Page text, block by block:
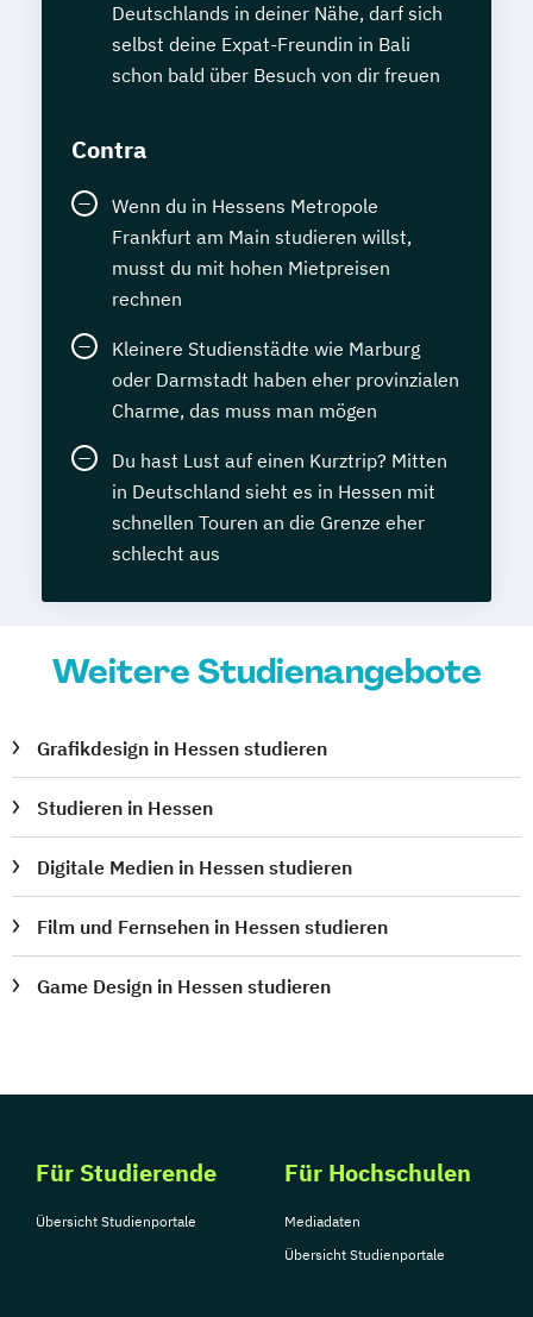
Deutschlands in deiner Nähe, darf sich
selbst deine Expat-Freundin in Bali
schon bald über Besuch von dir freuen
Contra
Wenn du in Hessens Metropole
Frankfurt am Main studieren willst,
musst du mit hohen Mietpreisen
rechnen
Kleinere Studienstädte wie Marburg
oder Darmstadt haben eher provinzialen
Charme, das muss man mögen
Du hast Lust auf einen Kurztrip? Mitten
in Deutschland sieht es in Hessen mit
schnellen Touren an die Grenze eher
schlecht aus
Weitere Studienangebote
Grafikdesign in Hessen studieren
Studieren in Hessen
Digitale Medien in Hessen studieren
Film und Fernsehen in Hessen studieren
Game Design in Hessen studieren
Für Studierende
Übersicht Studienportale
Für Hochschulen
Mediadaten
Übersicht Studienportale